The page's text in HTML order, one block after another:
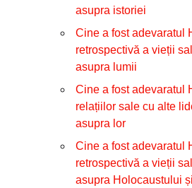
asupra istoriei
Cine a fost adevaratul
retrospectivă a vieții
asupra lumii
Cine a fost adevaratul
relațiilor sale cu alte
asupra lor
Cine a fost adevaratul
retrospectivă a vieții
asupra Holocaustului